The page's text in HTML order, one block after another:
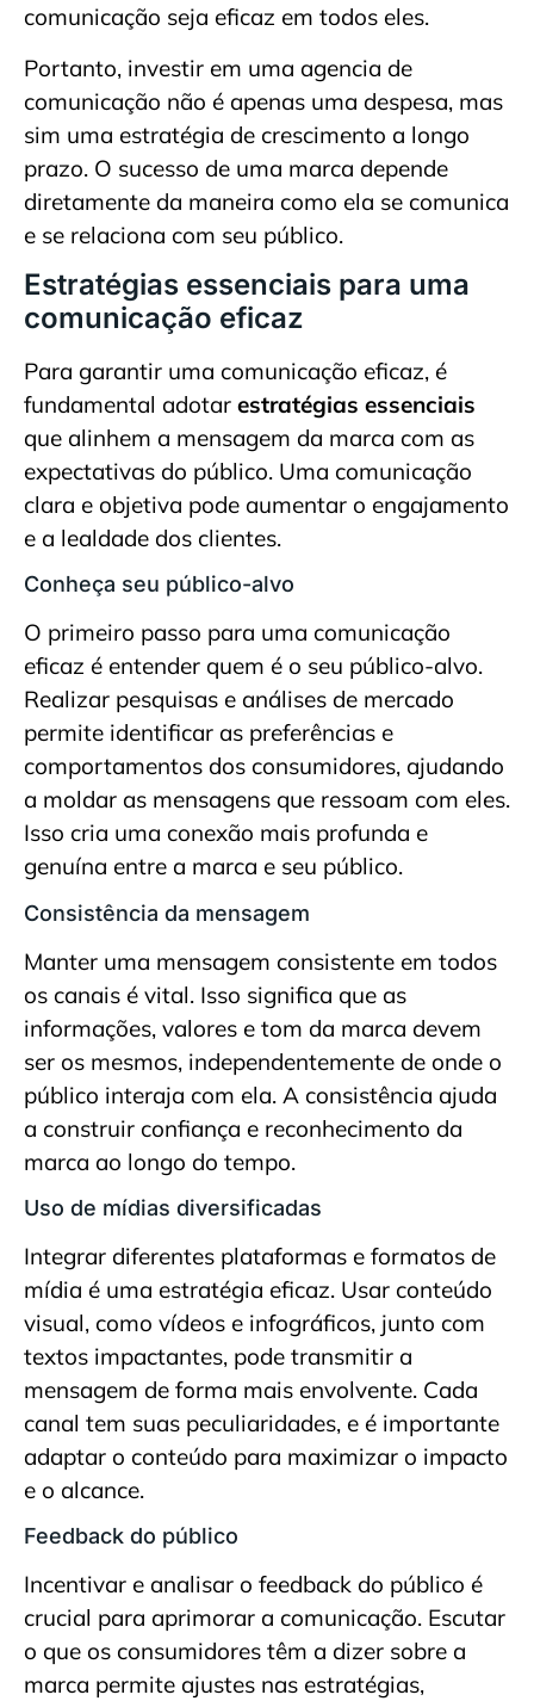
comunicação seja eficaz em todos eles.
Portanto, investir em uma agencia de
comunicação não é apenas uma despesa, mas
sim uma estratégia de crescimento a longo
prazo. O sucesso de uma marca depende
diretamente da maneira como ela se comunica
e se relaciona com seu público.
Estratégias essenciais para uma
comunicação eficaz
Para garantir uma comunicação eficaz, é
fundamental adotar estratégias essenciais
que alinhem a mensagem da marca com as
expectativas do público. Uma comunicação
clara e objetiva pode aumentar o engajamento
e a lealdade dos clientes.
Conheça seu público-alvo
O primeiro passo para uma comunicação
eficaz é entender quem é o seu público-alvo.
Realizar pesquisas e análises de mercado
permite identificar as preferências e
comportamentos dos consumidores, ajudando
a moldar as mensagens que ressoam com eles.
Isso cria uma conexão mais profunda e
genuína entre a marca e seu público.
Consistência da mensagem
Manter uma mensagem consistente em todos
os canais é vital. Isso significa que as
informações, valores e tom da marca devem
ser os mesmos, independentemente de onde o
público interaja com ela. A consistência ajuda
a construir confiança e reconhecimento da
marca ao longo do tempo.
Uso de mídias diversificadas
Integrar diferentes plataformas e formatos de
mídia é uma estratégia eficaz. Usar conteúdo
visual, como vídeos e infográficos, junto com
textos impactantes, pode transmitir a
mensagem de forma mais envolvente. Cada
canal tem suas peculiaridades, e é importante
adaptar o conteúdo para maximizar o impacto
e o alcance.
Feedback do público
Incentivar e analisar o feedback do público é
crucial para aprimorar a comunicação. Escutar
o que os consumidores têm a dizer sobre a
marca permite ajustes nas estratégias,